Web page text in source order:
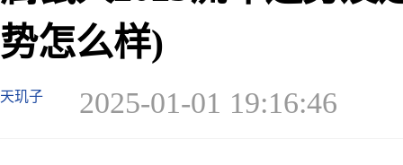
势怎么样)
天玑子 2025-01-01 19:16:46